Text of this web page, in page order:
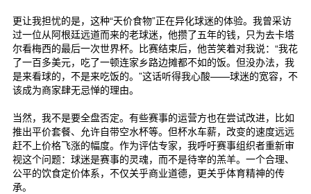
更让我担忧的是，这种“天价食物”正在异化球迷的体验。我曾采访
过一位从阿根廷远道而来的老球迷，他攒了五年的钱，只为去卡塔
尔看梅西的最后一次世界杯。比赛结束后，他苦笑着对我说：“我花
了一百多美元，吃了一顿连家乡路边摊都不如的饭。但没办法，我
是来看球的，不是来吃饭的。”这话听得我心酸——球迷的宽容，不
该成为商家肆无忌惮的理由。
当然，我不是要全盘否定。有些赛事的运营方也在尝试改进，比如
推出平价套餐、允许自带空水杯等。但杯水车薪，改变的速度远远
赶不上价格飞涨的幅度。作为评估专家，我呼吁赛事组织者重新审
视这个问题：球迷是赛事的灵魂，而不是待宰的羔羊。一个合理、
公平的饮食定价体系，不仅关乎商业道德，更关乎体育精神的传
承。